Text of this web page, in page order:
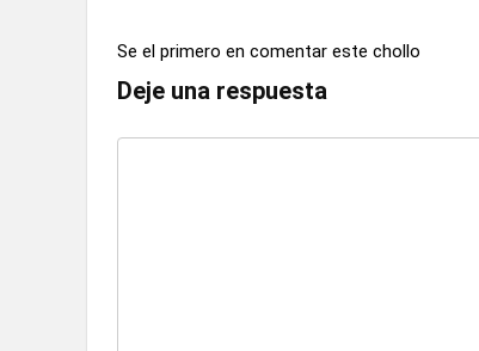
Se el primero en comentar este chollo
Deje una respuesta